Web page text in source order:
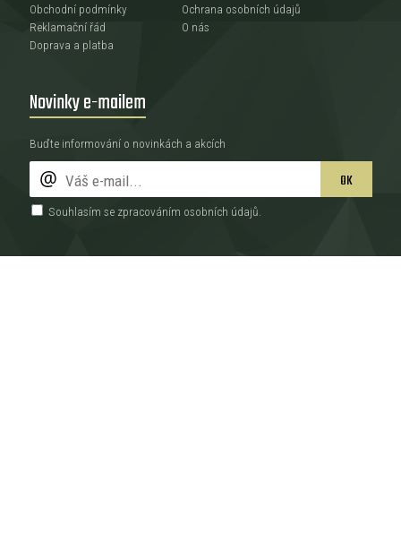
Obchodní podmínky
Reklamační řád
Doprava a platba
Ochrana osobních údajů
O nás
Novinky e-mailem
Buďte informování o novinkách a akcích
OK
Souhlasím se zpracováním osobních údajů